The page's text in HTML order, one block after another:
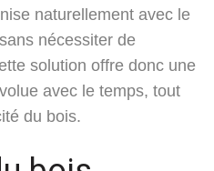
naturellement avec le
nécessiter de
solution offre donc une
avec le temps, tout
du bois.